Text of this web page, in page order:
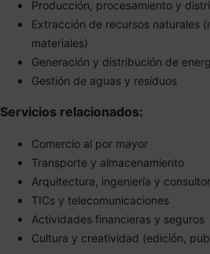
Producción, procesamiento y
Extracción de recursos naturales
materiales)
Generación y distribución de
Gestión de aguas y residuos
Servicios relacionados:
Comercio al por mayor
Transporte y almacenamiento
Arquitectura, ingeniería y
TICs y telecomunicaciones
Actividades financieras y seguros
Cultura y creatividad (edición,